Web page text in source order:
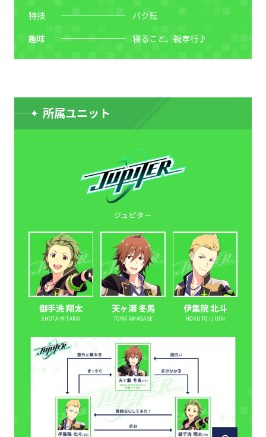
特技
バク転
趣味
寝ること、親孝行♪
所属ユニット
ジュピター
御手洗 翔太
SHOTA MITARAI
天ヶ瀬 冬馬
TOMA AMAGASE
伊集院 北斗
HOKUTO IJUIN